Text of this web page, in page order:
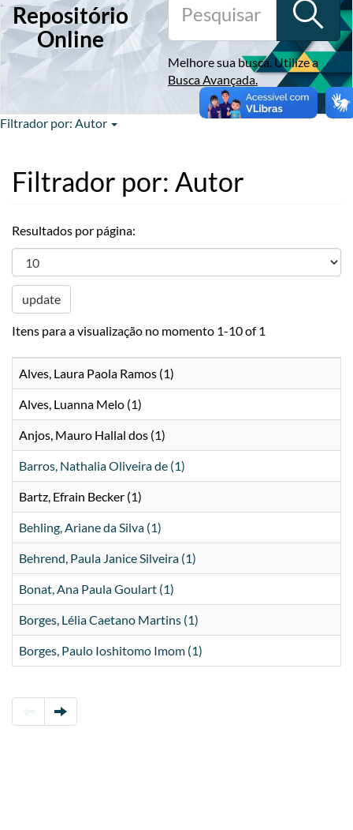
Repositório
Online
Melhore sua busca. Utilize a
Busca Avançada.
Filtrador por: Autor
Filtrador por: Autor
Resultados por página:
update
Itens para a visualização no momento 1-10 of 1
Alves, Laura Paola Ramos (1)
Alves, Luanna Melo (1)
Anjos, Mauro Hallal dos (1)
Barros, Nathalia Oliveira de (1)
Bartz, Efrain Becker (1)
Behling, Ariane da Silva (1)
Behrend, Paula Janice Silveira (1)
Bonat, Ana Paula Goulart (1)
Borges, Lélia Caetano Martins (1)
Borges, Paulo Ioshitomo Imom (1)